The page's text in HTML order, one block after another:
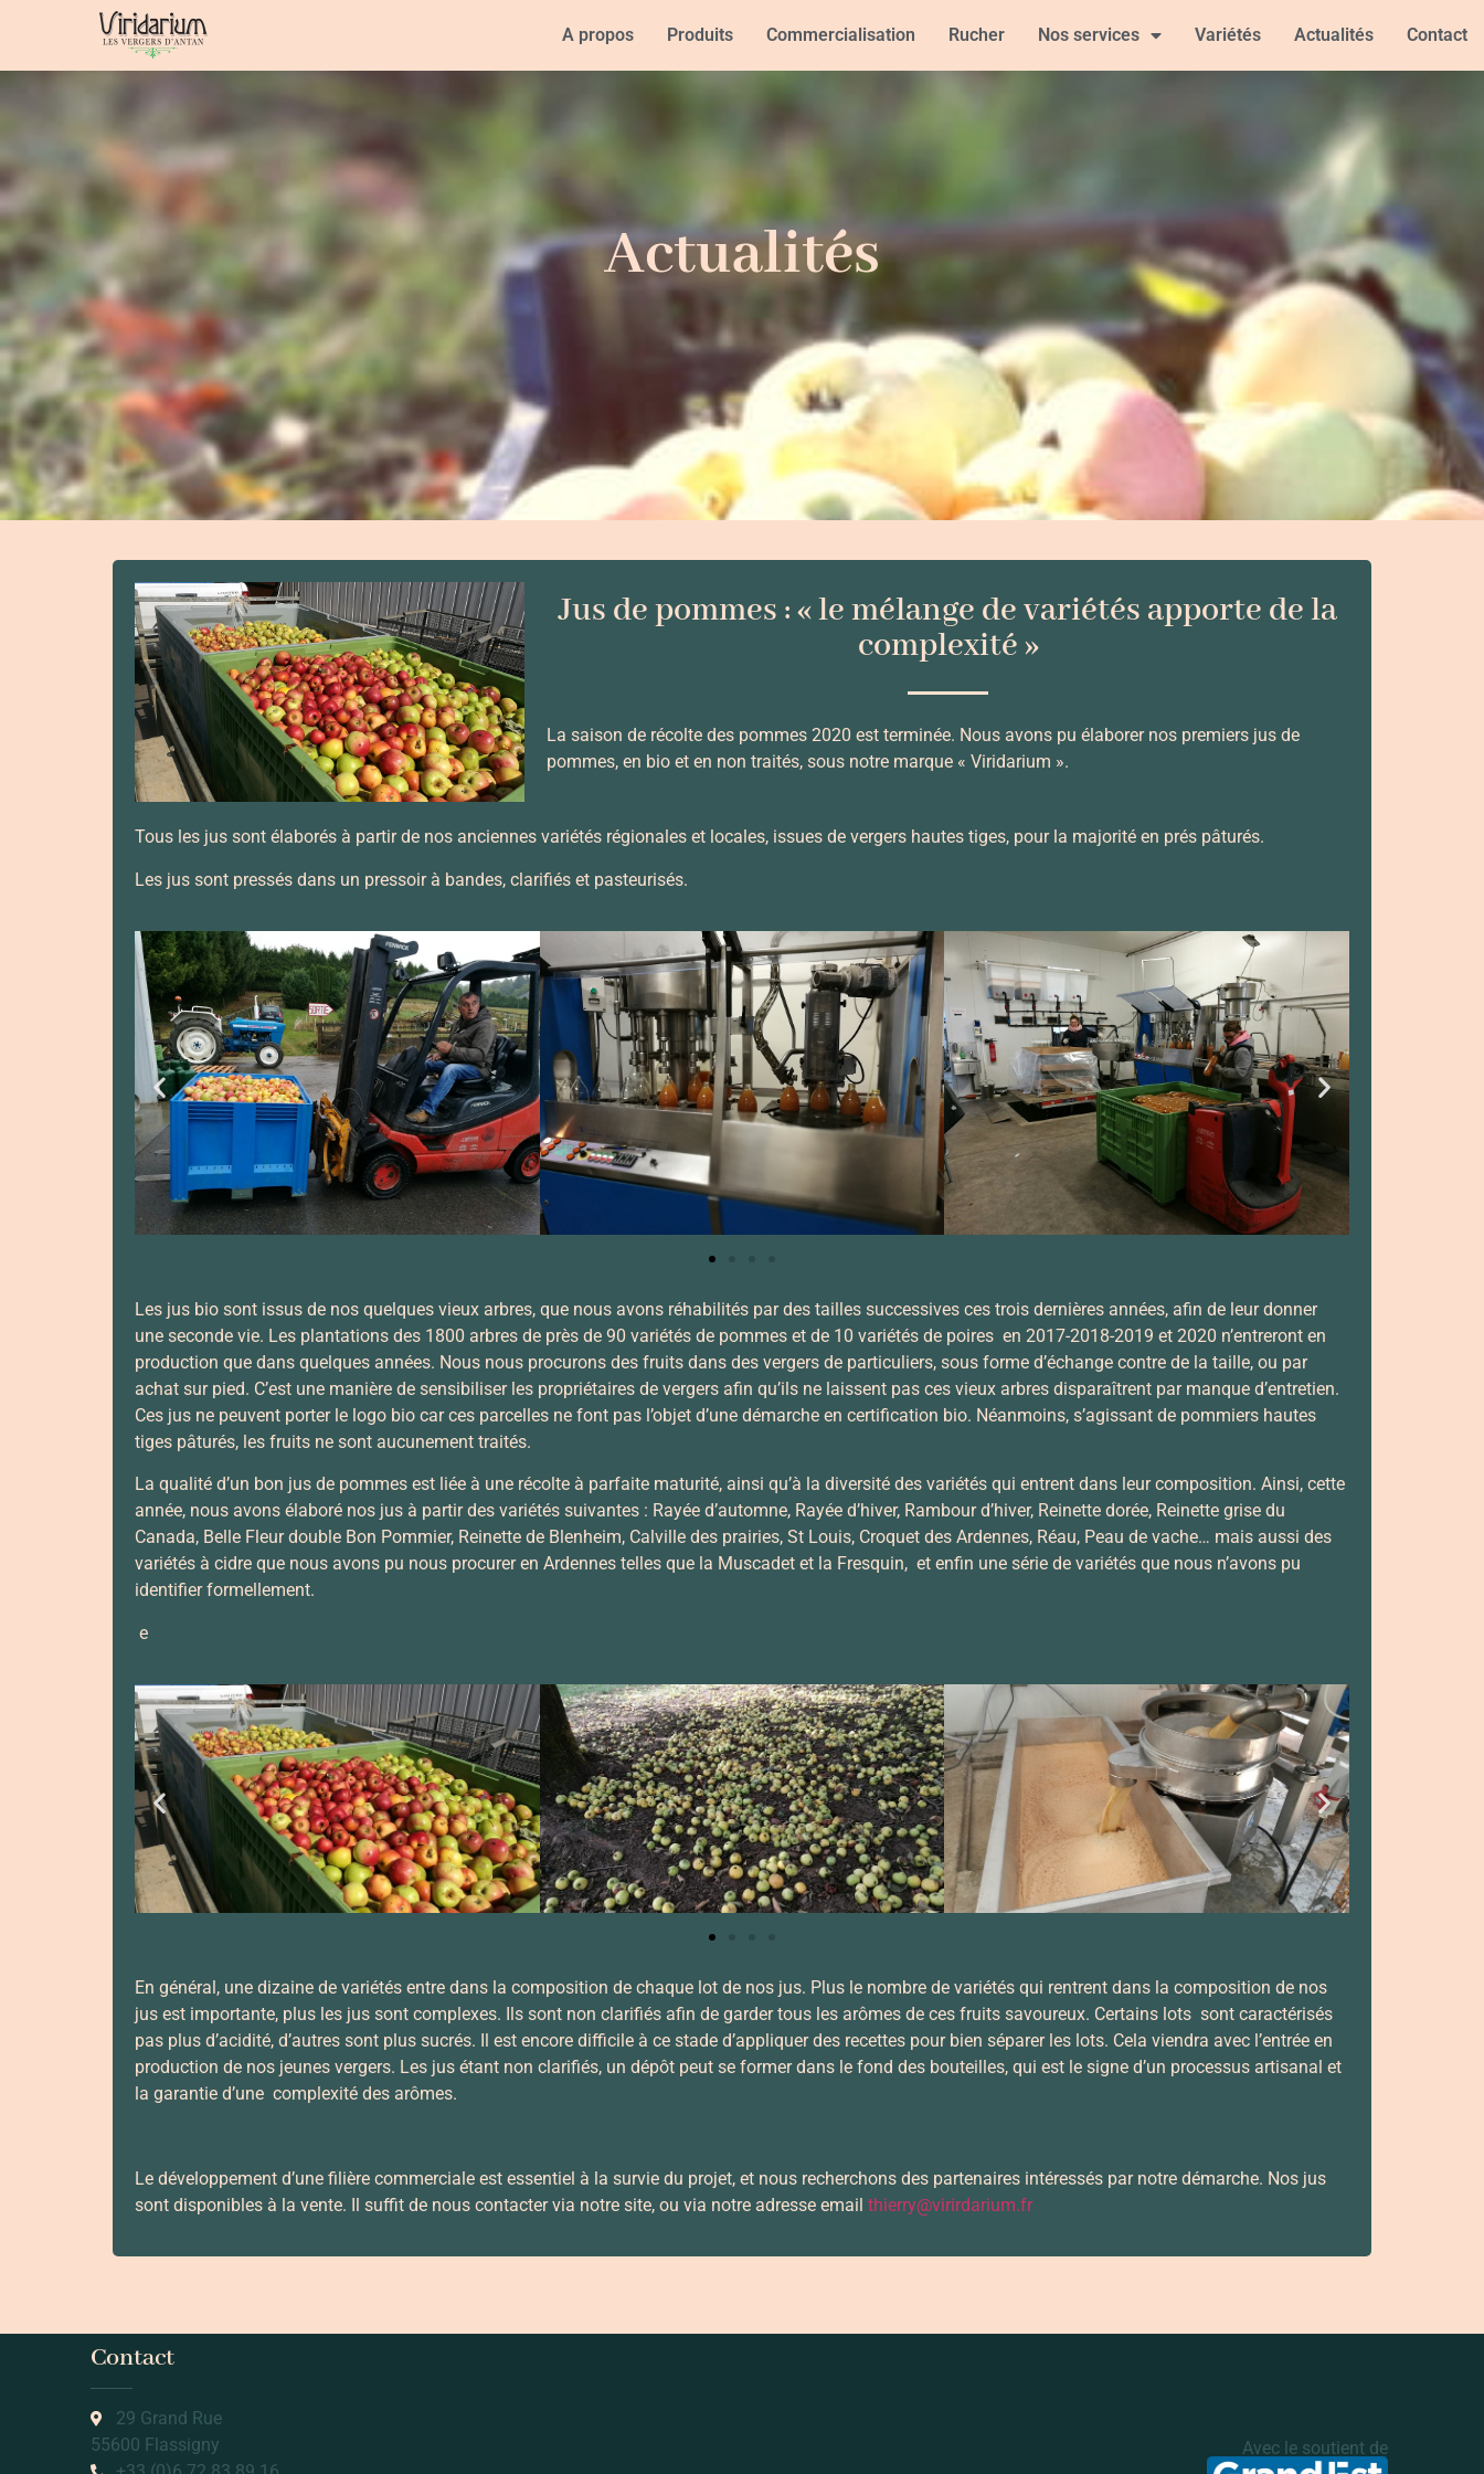
A propos Produits Commercialisation Rucher Nos services Variétés Actualités Contact
Actualités
Jus de pommes : « le mélange de variétés apporte de la
complexité »
La saison de récolte des pommes 2020 est terminée. Nous avons pu élaborer nos premiers jus de
pommes, en bio et en non traités, sous notre marque « Viridarium ».
Tous les jus sont élaborés à partir de nos anciennes variétés régionales et locales, issues de vergers hautes tiges, pour la majorité en prés pâturés.
Les jus sont pressés dans un pressoir à bandes, clarifiés et pasteurisés.
Les jus bio sont issus de nos quelques vieux arbres, que nous avons réhabilités par des tailles successives ces trois dernières années, afin de leur donner
une seconde vie. Les plantations des 1800 arbres de près de 90 variétés de pommes et de 10 variétés de poires en 2017-2018-2019 et 2020 n’entreront en
production que dans quelques années. Nous nous procurons des fruits dans des vergers de particuliers, sous forme d’échange contre de la taille, ou par
achat sur pied. C’est une manière de sensibiliser les propriétaires de vergers afin qu’ils ne laissent pas ces vieux arbres disparaîtrent par manque d’entretien.
Ces jus ne peuvent porter le logo bio car ces parcelles ne font pas l’objet d’une démarche en certification bio. Néanmoins, s’agissant de pommiers hautes
tiges pâturés, les fruits ne sont aucunement traités.
La qualité d’un bon jus de pommes est liée à une récolte à parfaite maturité, ainsi qu’à la diversité des variétés qui entrent dans leur composition. Ainsi, cette
année, nous avons élaboré nos jus à partir des variétés suivantes : Rayée d’automne, Rayée d’hiver, Rambour d’hiver, Reinette dorée, Reinette grise du
Canada, Belle Fleur double Bon Pommier, Reinette de Blenheim, Calville des prairies, St Louis, Croquet des Ardennes, Réau, Peau de vache… mais aussi des
variétés à cidre que nous avons pu nous procurer en Ardennes telles que la Muscadet et la Fresquin, et enfin une série de variétés que nous n’avons pu
identifier formellement.
e
En général, une dizaine de variétés entre dans la composition de chaque lot de nos jus. Plus le nombre de variétés qui rentrent dans la composition de nos
jus est importante, plus les jus sont complexes. Ils sont non clarifiés afin de garder tous les arômes de ces fruits savoureux. Certains lots sont caractérisés
pas plus d’acidité, d’autres sont plus sucrés. Il est encore difficile à ce stade d’appliquer des recettes pour bien séparer les lots. Cela viendra avec l’entrée en
production de nos jeunes vergers. Les jus étant non clarifiés, un dépôt peut se former dans le fond des bouteilles, qui est le signe d’un processus artisanal et
la garantie d’une complexité des arômes.
Le développement d’une filière commerciale est essentiel à la survie du projet, et nous recherchons des partenaires intéressés par notre démarche. Nos jus
sont disponibles à la vente. Il suffit de nous contacter via notre site, ou via notre adresse email thierry@virirdarium.fr
Contact
29 Grand Rue
55600 Flassigny
Avec le soutient de